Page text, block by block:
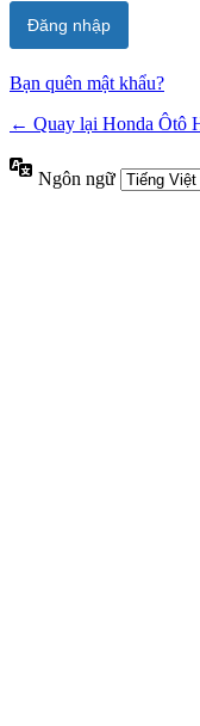
Bạn quên mật khẩu?
← Quay lại Honda Ôtô
Ngôn ngữ